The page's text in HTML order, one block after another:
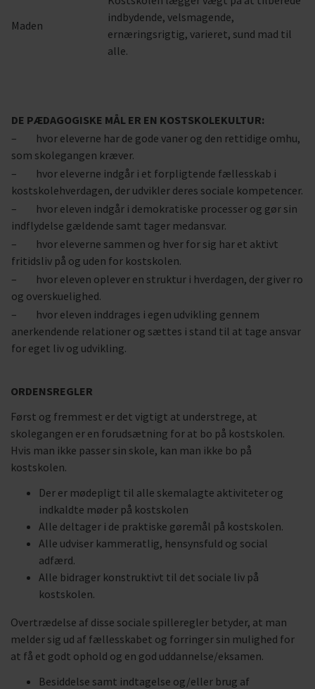
Maden
indbydende, velsmagende,
ernæringsrigtig, varieret, sund mad til
alle.
DE PÆDAGOGISKE MÅL ER EN KOSTSKOLEKULTUR:
– hvor eleverne har de gode vaner og den rettidige omhu,
som skolegangen kræver.
– hvor eleverne indgår i et forpligtende fællesskab i
kostskolehverdagen, der udvikler deres sociale kompetencer.
– hvor eleven indgår i demokratiske processer og gør sin
indflydelse gældende samt tager medansvar.
– hvor eleverne sammen og hver for sig har et aktivt
fritidsliv på og uden for kostskolen.
– hvor eleven oplever en struktur i hverdagen, der giver ro
og overskuelighed.
– hvor eleven inddrages i egen udvikling gennem
anerkendende relationer og sættes i stand til at tage ansvar
for eget liv og udvikling.
ORDENSREGLER
Først og fremmest er det vigtigt at understrege, at
skolegangen er en forudsætning for at bo på kostskolen.
Hvis man ikke passer sin skole, kan man ikke bo på
kostskolen.
Der er mødepligt til alle skemalagte aktiviteter og
indkaldte møder på kostskolen
Alle deltager i de praktiske gøremål på kostskolen.
Alle udviser kammeratlig, hensynsfuld og social
adfærd.
Alle bidrager konstruktivt til det sociale liv på
kostskolen.
Overtrædelse af disse sociale spilleregler betyder, at man
melder sig ud af fællesskabet og forringer sin mulighed for
at få et godt ophold og en god uddannelse/eksamen.
Besiddelse samt indtagelse og/eller brug af